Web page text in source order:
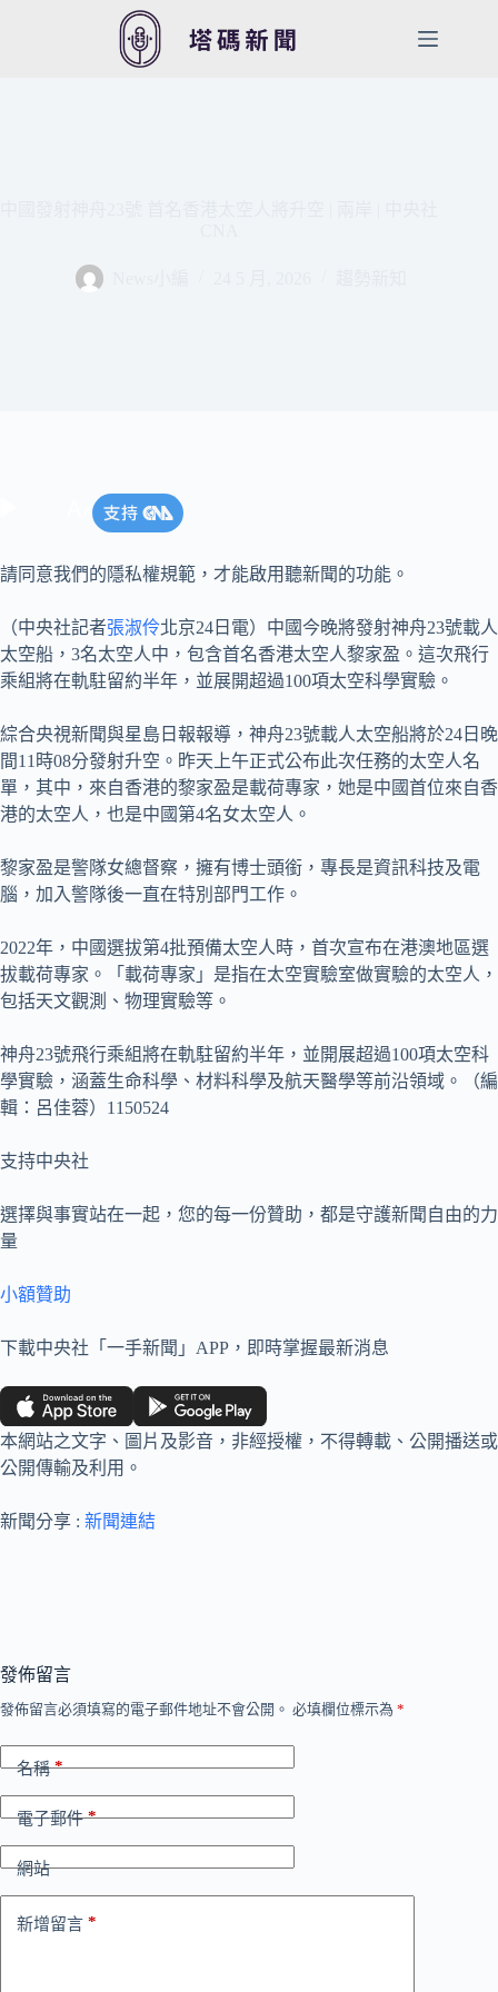
請同意我們的隱私權規範，才能啟用聽新聞的功能。
（中央社記者張淑伶北京24日電）中國今晚將發射神舟23號載人
太空船，3名太空人中，包含首名香港太空人黎家盈。這次飛行
乘組將在軌駐留約半年，並展開超過100項太空科學實驗。
綜合央視新聞與星島日報報導，神舟23號載人太空船將於24日晚
間11時08分發射升空。昨天上午正式公布此次任務的太空人名
單，其中，來自香港的黎家盈是載荷專家，她是中國首位來自香
港的太空人，也是中國第4名女太空人。
黎家盈是警隊女總督察，擁有博士頭銜，專長是資訊科技及電
腦，加入警隊後一直在特別部門工作。
2022年，中國選拔第4批預備太空人時，首次宣布在港澳地區選
拔載荷專家。「載荷專家」是指在太空實驗室做實驗的太空人，
包括天文觀測、物理實驗等。
神舟23號飛行乘組將在軌駐留約半年，並開展超過100項太空科
學實驗，涵蓋生命科學、材料科學及航天醫學等前沿領域。（編
輯：呂佳蓉）1150524
支持中央社
選擇與事實站在一起，您的每一份贊助，都是守護新聞自由的力
量
小額贊助
下載中央社「一手新聞」APP，即時掌握最新消息
本網站之文字、圖片及影音，非經授權，不得轉載、公開播送或
公開傳輸及利用。
新聞分享 : 新聞連結
發佈留言
發佈留言必須填寫的電子郵件地址不會公開。 必填欄位標示為 *
名稱*
電子郵件*
網站
新增留言 *